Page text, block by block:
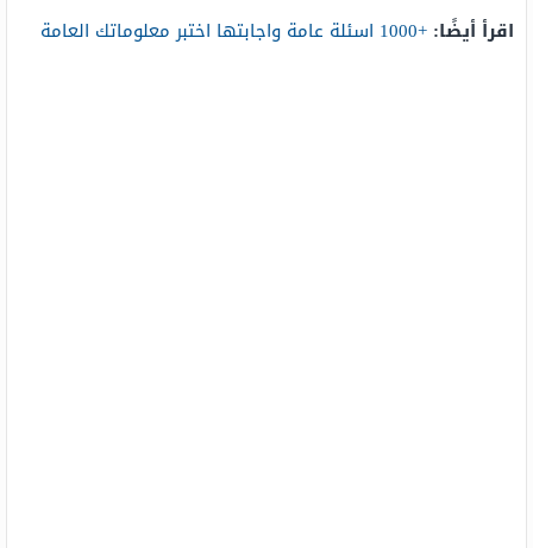
اقرأ أيضًا: +1000 اسئلة عامة واجابتها اختبر معلوماتك العامة